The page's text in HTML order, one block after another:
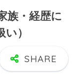
族・経歴に
）